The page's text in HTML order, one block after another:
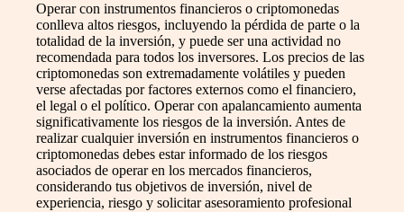
Operar con instrumentos financieros o criptomonedas
conlleva altos riesgos, incluyendo la pérdida de parte o la
totalidad de la inversión, y puede ser una actividad no
recomendada para todos los inversores. Los precios de las
criptomonedas son extremadamente volátiles y pueden
verse afectadas por factores externos como el financiero,
el legal o el político. Operar con apalancamiento aumenta
significativamente los riesgos de la inversión. Antes de
realizar cualquier inversión en instrumentos financieros o
criptomonedas debes estar informado de los riesgos
asociados de operar en los mercados financieros,
considerando tus objetivos de inversión, nivel de
experiencia, riesgo y solicitar asesoramiento profesional